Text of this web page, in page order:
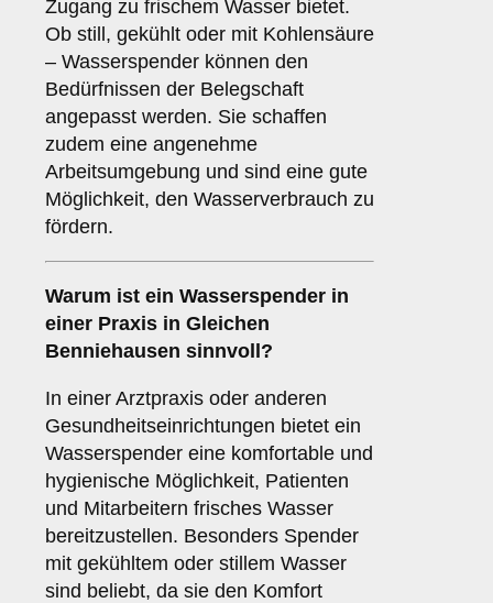
Zugang zu frischem Wasser bietet.
Ob still, gekühlt oder mit Kohlensäure
– Wasserspender können den
Bedürfnissen der Belegschaft
angepasst werden. Sie schaffen
zudem eine angenehme
Arbeitsumgebung und sind eine gute
Möglichkeit, den Wasserverbrauch zu
fördern.
Warum ist ein Wasserspender in
einer Praxis in Gleichen
Benniehausen sinnvoll?
In einer Arztpraxis oder anderen
Gesundheitseinrichtungen bietet ein
Wasserspender eine komfortable und
hygienische Möglichkeit, Patienten
und Mitarbeitern frisches Wasser
bereitzustellen. Besonders Spender
mit gekühltem oder stillem Wasser
sind beliebt, da sie den Komfort